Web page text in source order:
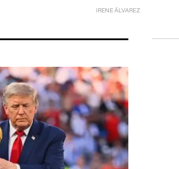
IRENE ÁLVAREZ